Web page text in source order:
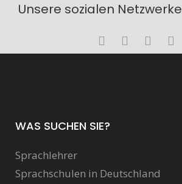
Unsere sozialen Netzwerke
WAS SUCHEN SIE?
Sprachlehrer
Sprachschulen in Deutschland